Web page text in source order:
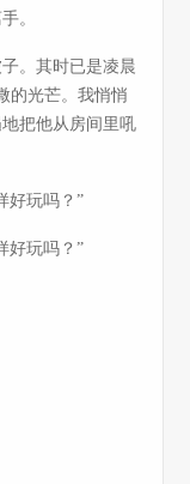
。
。其时已是凌晨
的光芒。我悄悄
把他从房间里吼
好玩吗？”
好玩吗？”